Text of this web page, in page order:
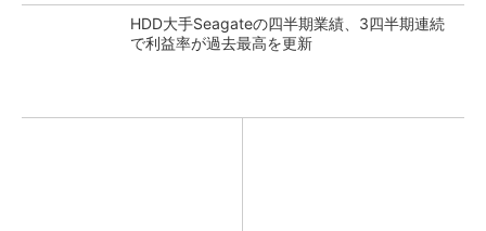
HDD大手Seagateの四半期業績、3四半期連続
で利益率が過去最高を更新